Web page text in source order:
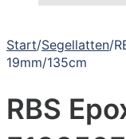
Start/Segellatten/
19mm/135cm
RBS